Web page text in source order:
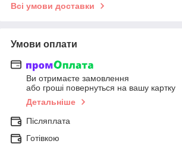
Всі умови доставки
Умови оплати
Ви отримаєте замовлення
або гроші повернуться на вашу картку
Детальніше
Післяплата
Готівкою